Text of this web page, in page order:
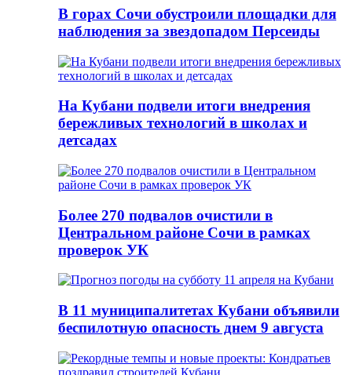
В горах Сочи обустроили площадки для
наблюдения за звездопадом Персеиды
На Кубани подвели итоги внедрения
бережливых технологий в школах и
детсадах
Более 270 подвалов очистили в
Центральном районе Сочи в рамках
проверок УК
В 11 муниципалитетах Кубани объявили
беспилотную опасность днем 9 августа